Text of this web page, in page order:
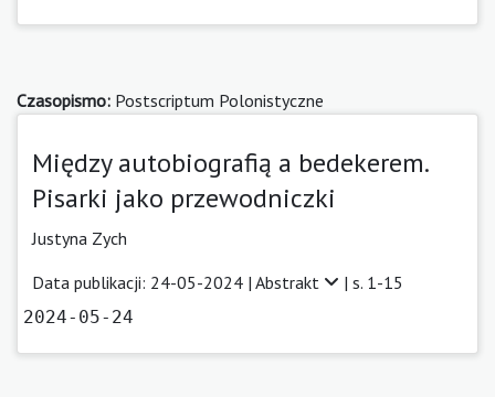
Czasopismo: Postscriptum Polonistyczne
Między autobiografią a bedekerem.
Pisarki jako przewodniczki
Justyna Zych
Data publikacji: 24-05-2024 | Abstrakt | s. 1-15
2024-05-24